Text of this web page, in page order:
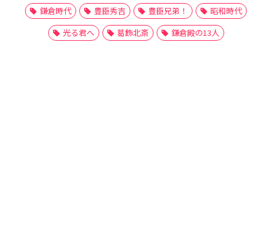
鎌倉時代
豊臣秀吉 豊臣兄弟！
昭和時代
光る君へ
葛飾北斎 鎌倉殿の13人